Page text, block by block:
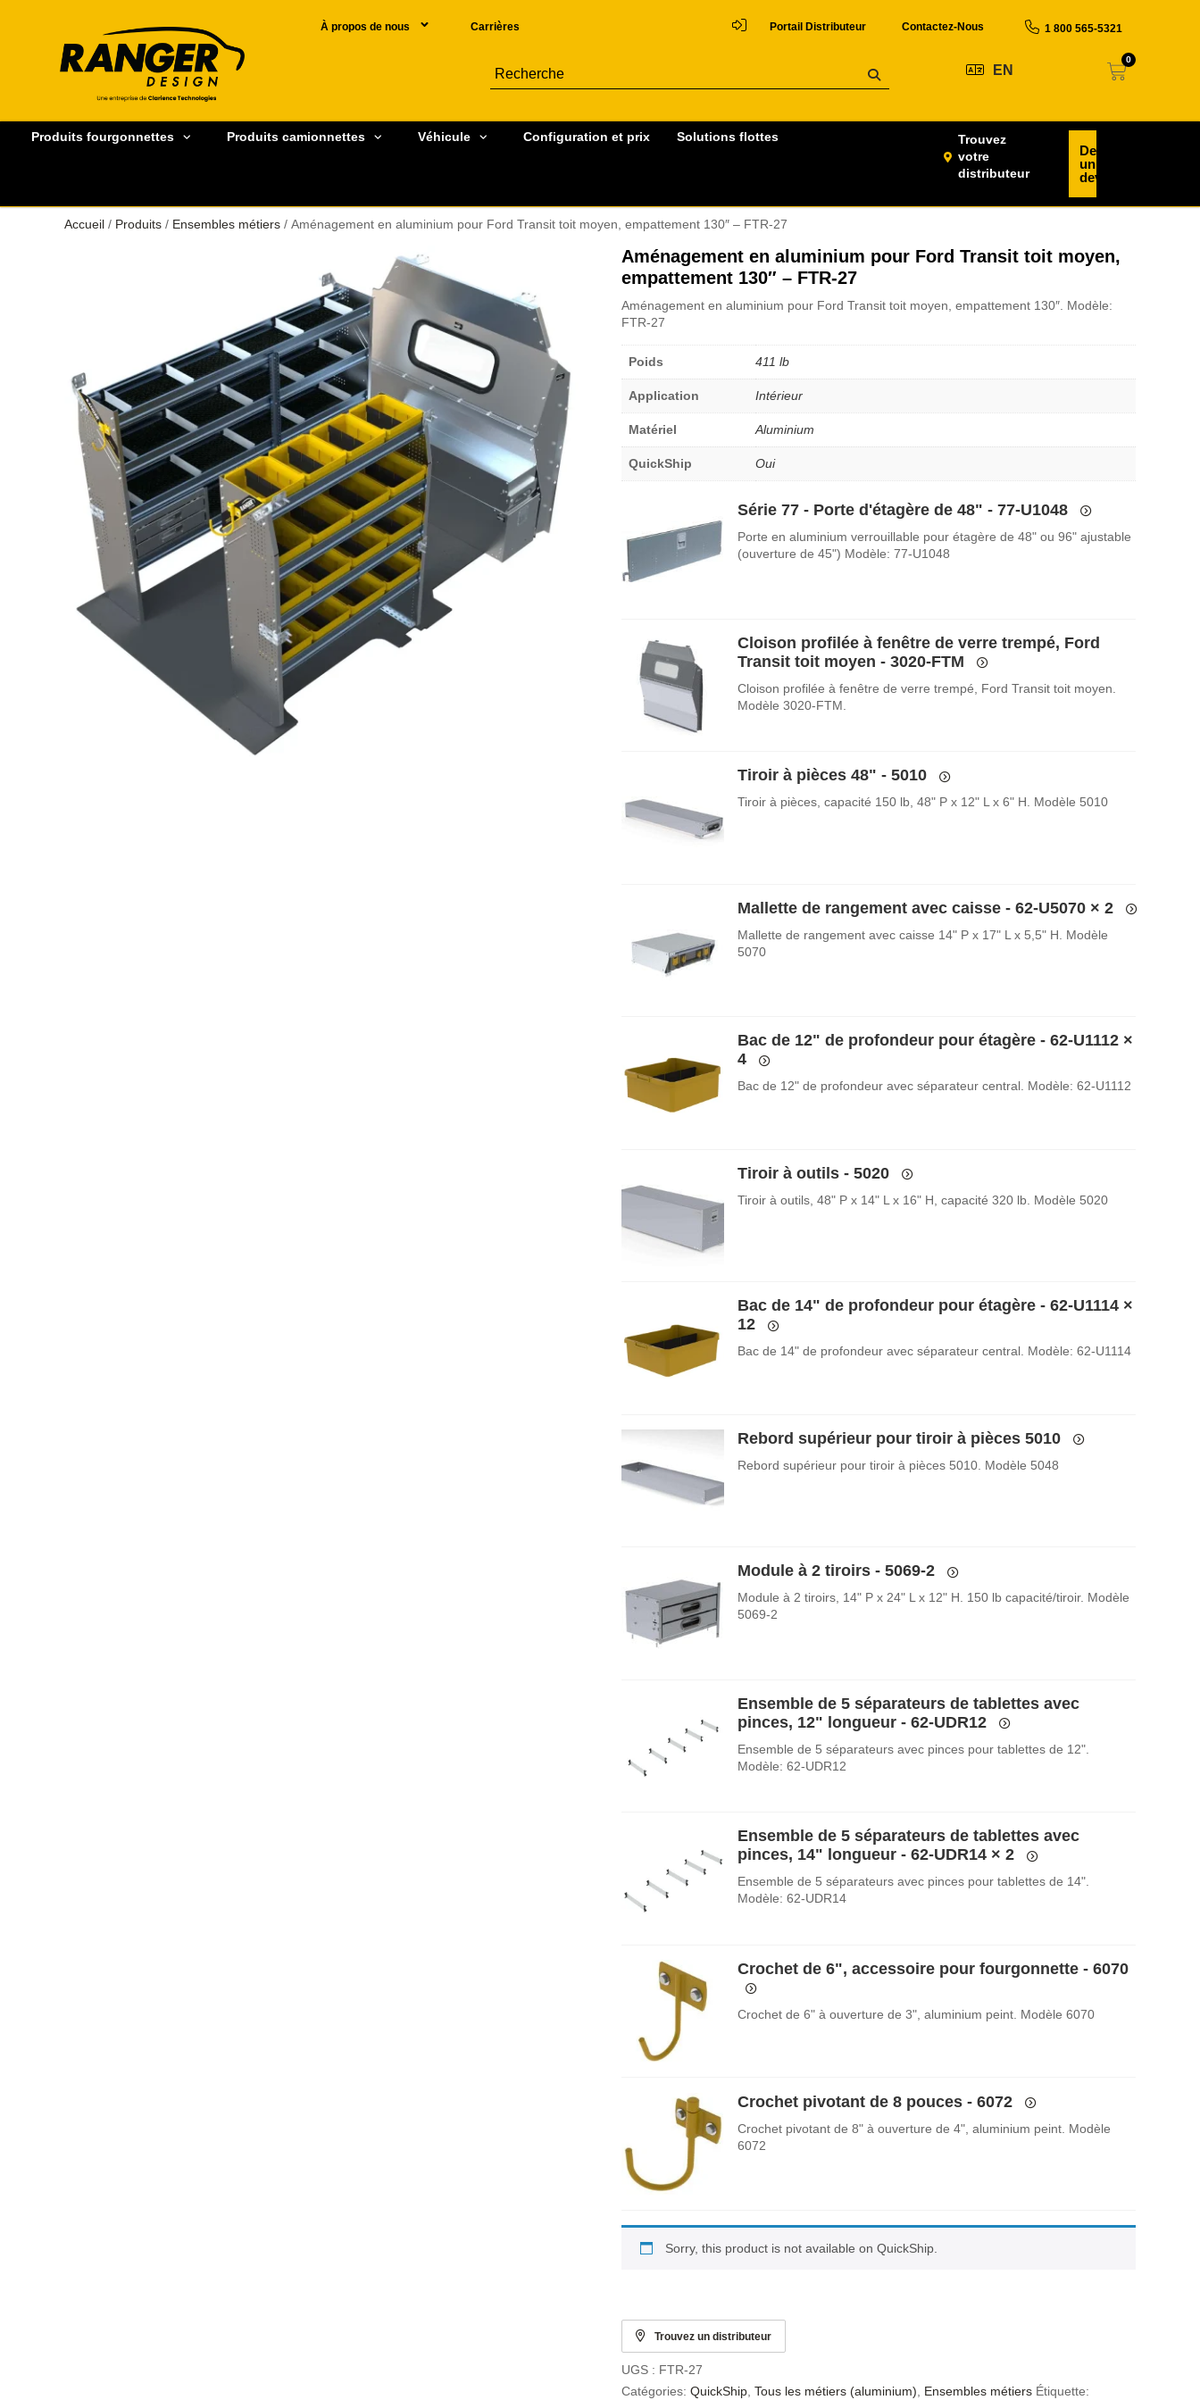
À propos de nous Carrières Portail Distributeur Contactez-Nous 1 800 565-5321
EN
0
Produits fourgonnettes Produits camionnettes Véhicule Configuration et prix Solutions flottes
Trouvez
votre
distributeur
Demander
un
devis
Accueil / Produits / Ensembles métiers / Aménagement en aluminium pour Ford Transit toit moyen, empattement 130″ – FTR-27
Aménagement en aluminium pour Ford Transit toit moyen,
empattement 130″ – FTR-27
Aménagement en aluminium pour Ford Transit toit moyen, empattement 130″. Modèle:
FTR-27
Poids 411 lb
Application Intérieur
Matériel Aluminium
QuickShip Oui
Série 77 - Porte d'étagère de 48" - 77-U1048
Porte en aluminium verrouillable pour étagère de 48" ou 96" ajustable
(ouverture de 45") Modèle: 77-U1048
Cloison profilée à fenêtre de verre trempé, Ford
Transit toit moyen - 3020-FTM
Cloison profilée à fenêtre de verre trempé, Ford Transit toit moyen.
Modèle 3020-FTM.
Tiroir à pièces 48" - 5010
Tiroir à pièces, capacité 150 lb, 48" P x 12" L x 6" H. Modèle 5010
Mallette de rangement avec caisse - 62-U5070 × 2
Mallette de rangement avec caisse 14" P x 17" L x 5,5" H. Modèle
5070
Bac de 12" de profondeur pour étagère - 62-U1112 ×
4
Bac de 12" de profondeur avec séparateur central. Modèle: 62-U1112
Tiroir à outils - 5020
Tiroir à outils, 48" P x 14" L x 16" H, capacité 320 lb. Modèle 5020
Bac de 14" de profondeur pour étagère - 62-U1114 ×
12
Bac de 14" de profondeur avec séparateur central. Modèle: 62-U1114
Rebord supérieur pour tiroir à pièces 5010
Rebord supérieur pour tiroir à pièces 5010. Modèle 5048
Module à 2 tiroirs - 5069-2
Module à 2 tiroirs, 14" P x 24" L x 12" H. 150 lb capacité/tiroir. Modèle
5069-2
Ensemble de 5 séparateurs de tablettes avec
pinces, 12" longueur - 62-UDR12
Ensemble de 5 séparateurs avec pinces pour tablettes de 12".
Modèle: 62-UDR12
Ensemble de 5 séparateurs de tablettes avec
pinces, 14" longueur - 62-UDR14 × 2
Ensemble de 5 séparateurs avec pinces pour tablettes de 14".
Modèle: 62-UDR14
Crochet de 6", accessoire pour fourgonnette - 6070
Crochet de 6" à ouverture de 3", aluminium peint. Modèle 6070
Crochet pivotant de 8 pouces - 6072
Crochet pivotant de 8" à ouverture de 4", aluminium peint. Modèle
6072
Sorry, this product is not available on QuickShip.
Trouvez un distributeur
UGS : FTR-27
Catégories: QuickShip Tous les métiers (aluminium) Ensembles métiers Étiquette: